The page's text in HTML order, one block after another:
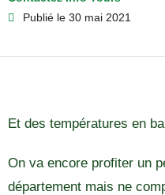
Publié le 30 mai 2021
Et des températures en
On va encore profiter un
département mais ne